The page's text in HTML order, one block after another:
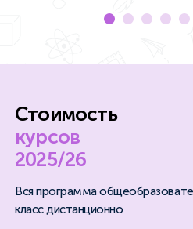
Стоимость
курсов
2025/26
Вся программа
класс дистанционно